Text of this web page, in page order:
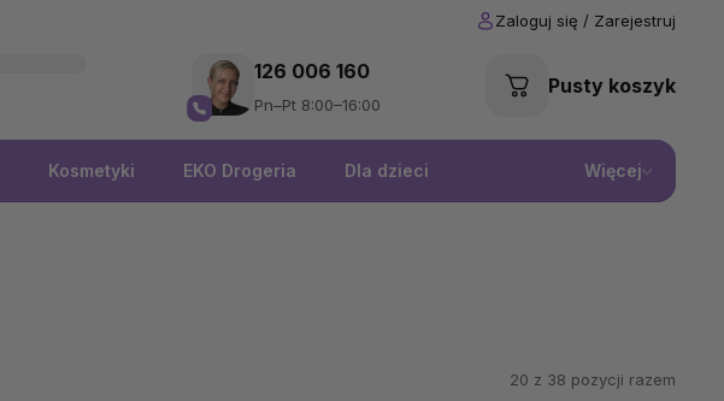
Pusty koszyk
126 006 160
Pn–Pt 8:00–16:00
Kosmetyki EKO Drogeria Dla dzieci Więcej
20 z 38 pozycji razem